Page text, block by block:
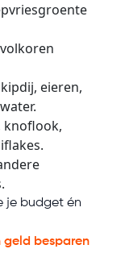
eieren,
knoflook,
je budget én
besparen